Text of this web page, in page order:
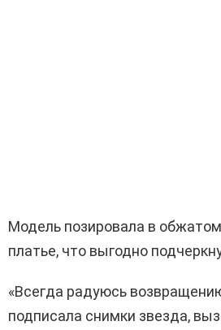
Модель позировала в
платье, что выгодно
«Всегда радуюсь
подписала снимки звезда,